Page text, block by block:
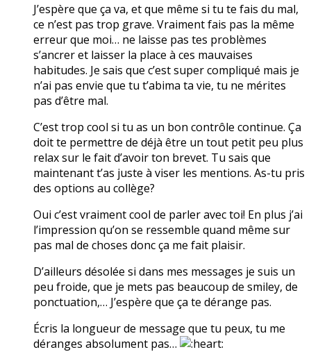
J’espère que ça va, et que même si tu te fais du mal,
ce n’est pas trop grave. Vraiment fais pas la même
erreur que moi… ne laisse pas tes problèmes
s’ancrer et laisser la place à ces mauvaises
habitudes. Je sais que c’est super compliqué mais je
n’ai pas envie que tu t’abima ta vie, tu ne mérites
pas d’être mal.
C’est trop cool si tu as un bon contrôle continue. Ça
doit te permettre de déjà être un tout petit peu plus
relax sur le fait d’avoir ton brevet. Tu sais que
maintenant t’as juste à viser les mentions. As-tu pris
des options au collège?
Oui c’est vraiment cool de parler avec toi! En plus j’ai
l’impression qu’on se ressemble quand même sur
pas mal de choses donc ça me fait plaisir.
D’ailleurs désolée si dans mes messages je suis un
peu froide, que je mets pas beaucoup de smiley, de
ponctuation,… J’espère que ça te dérange pas.
Écris la longueur de message que tu peux, tu me
déranges absolument pas…